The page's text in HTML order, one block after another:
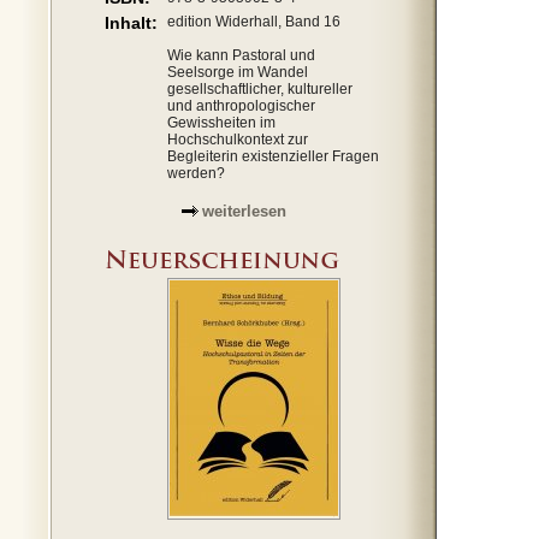
Inhalt:
edition Widerhall, Band 16
Wie kann Pastoral und
Seelsorge im Wandel
gesellschaftlicher, kultureller
und anthropologischer
Gewissheiten im
Hochschulkontext zur
Begleiterin existenzieller Fragen
werden?
weiterlesen